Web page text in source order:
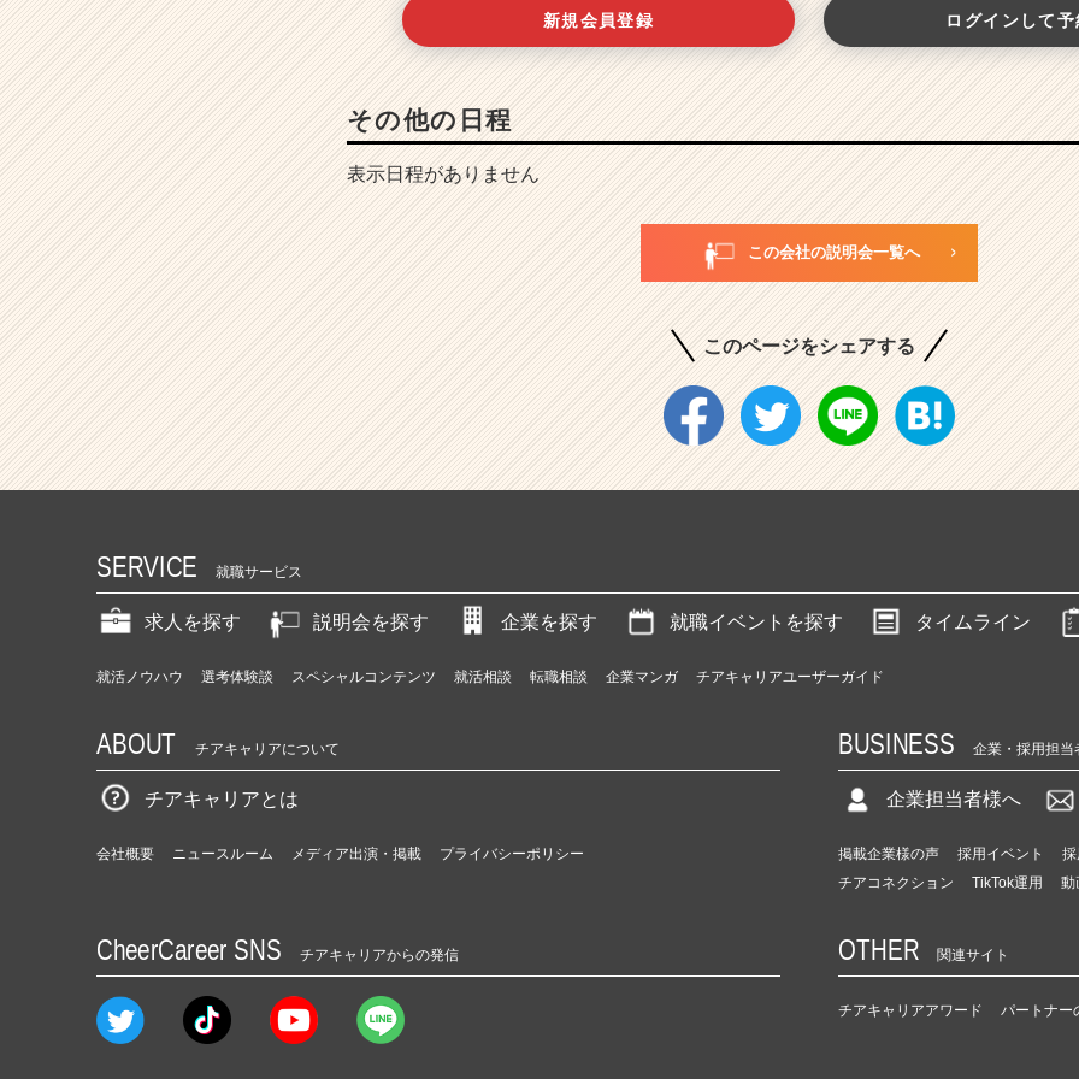
新規会員登録 ログインして
その他の日程
表示日程がありません
この会社の説明会一覧へ
このページをシェアする
SERVICE 就職サービス
求人を探す 説明会を探す 企業を探す 就職イベントを探す タイムライン
就活ノウハウ 選考体験談 スペシャルコンテンツ 就活相談 転職相談 企業マンガ チアキャリアユーザーガイド
ABOUT チアキャリアについて
チアキャリアとは
会社概要 ニュースルーム メディア出演・掲載 プライバシーポリシー
BUSINESS 企業・採用担当
企業担当者様へ
掲載企業様の声 採用イベント
チアコネクション
TikTok運用 動
CheerCareer SNS チアキャリアからの発信 OTHER 関連サイト
チアキャリアアワード パートナー